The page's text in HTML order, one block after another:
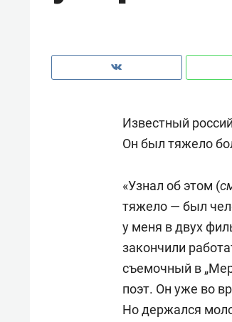
Известный
Он был тяжело
«Узнал об этом (
тяжело — был
у меня в двух
закончили
съемочный в
поэт. Он уже во
Но держался
Оставить шум за волной:
строят тишину в
ЖК «Заря»